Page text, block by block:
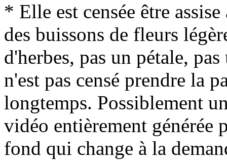
* Elle est censée être
des buissons de fleurs
d'herbes, pas un pétale,
n'est pas censé prendre la
longtemps. Possiblement
vidéo entièrement
fond qui change à la